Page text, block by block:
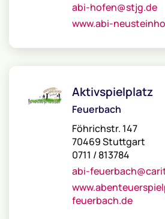
abi-hofen@stjg.de
www.abi-
Aktivspielplatz
Feuerbach
Föhrichstr. 147
70469 Stuttgart
0711 / 813784
abi-
feuerbach.de